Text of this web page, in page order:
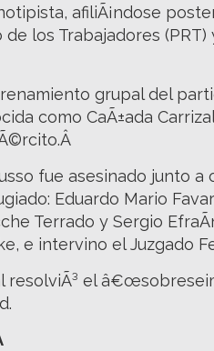
afiliÃ¡ndose
los Trabajadores
grupal del
como CaÃ±ada
fue asesinado junto
Eduardo Mario
Terrado y Sergio
e intervino el Juzgado
resolviÃ³ el